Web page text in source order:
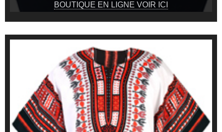
BOUTIQUE EN LIGNE VOIR ICI